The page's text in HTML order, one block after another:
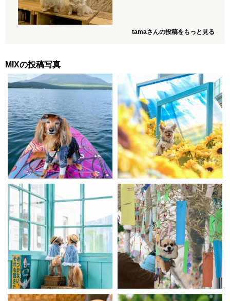
tamaさんの投稿をもっと見る
MIXの投稿写真